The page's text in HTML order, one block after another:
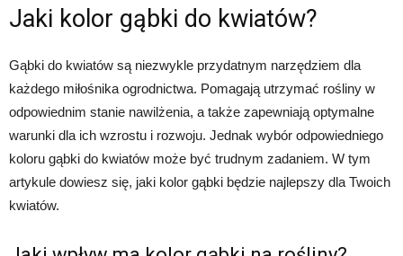
Jaki kolor gąbki do kwiatów?
Gąbki do kwiatów są niezwykle przydatnym narzędziem dla
każdego miłośnika ogrodnictwa. Pomagają utrzymać rośliny w
odpowiednim stanie nawilżenia, a także zapewniają optymalne
warunki dla ich wzrostu i rozwoju. Jednak wybór odpowiedniego
koloru gąbki do kwiatów może być trudnym zadaniem. W tym
artykule dowiesz się, jaki kolor gąbki będzie najlepszy dla Twoich
kwiatów.